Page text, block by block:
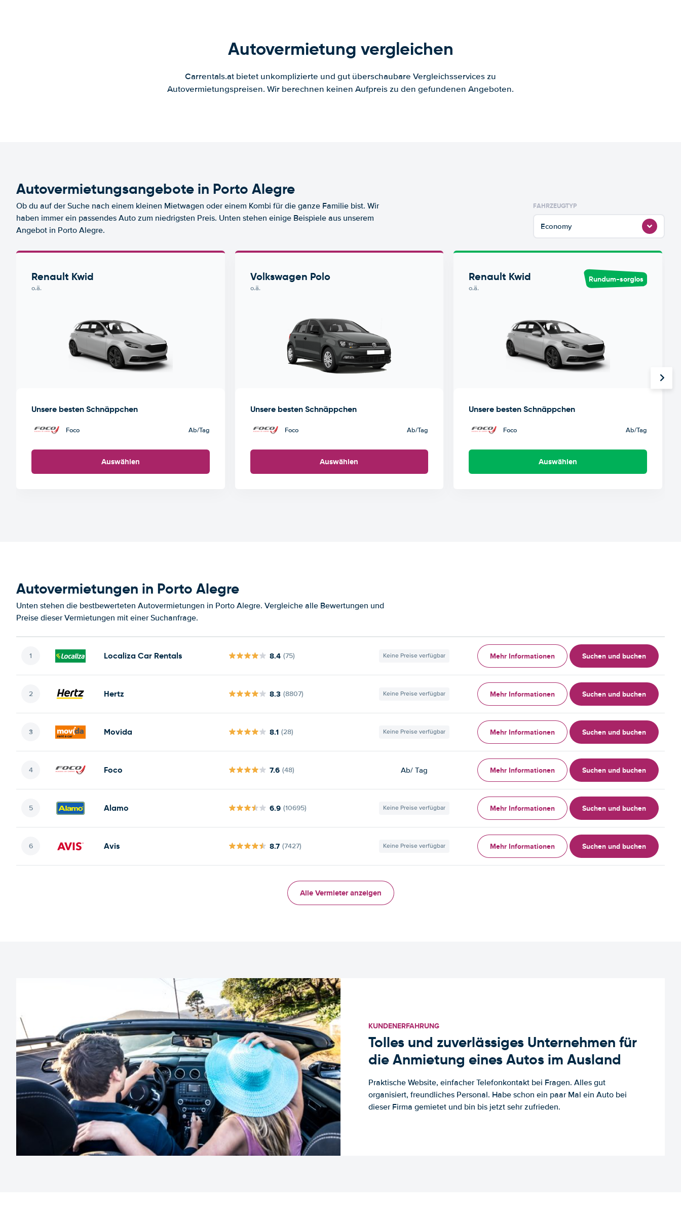
Autovermietung vergleichen
Carrentals.at bietet unkomplizierte und gut überschaubare Vergleichsservices zu
Autovermietungspreisen. Wir berechnen keinen Aufpreis zu den gefundenen Angeboten.
Autovermietungsangebote in Porto Alegre
Ob du auf der Suche nach einem kleinen Mietwagen oder einem Kombi für die ganze Familie bist. Wir
haben immer ein passendes Auto zum niedrigsten Preis. Unten stehen einige Beispiele aus unserem
Angebot in Porto Alegre.
FAHRZEUGTYP
Economy
Renault Kwid
o.ä.
Unsere besten Schnäppchen
Foco Ab/Tag
Auswählen
Volkswagen Polo
o.ä.
Unsere besten Schnäppchen
Foco Ab/Tag
Auswählen
Renault Kwid
o.ä.
Rundum-sorglos
Unsere besten Schnäppchen
Foco Ab/Tag
Auswählen
Autovermietungen in Porto Alegre
Unten stehen die bestbewerteten Autovermietungen in Porto Alegre. Vergleiche alle Bewertungen und
Preise dieser Vermietungen mit einer Suchanfrage.
Localiza Car Rentals 8.4 (75) Keine Preise verfügbar Mehr Informationen Suchen und buchen
Hertz 8.3 (8807) Keine Preise verfügbar Mehr Informationen Suchen und buchen
Movida 8.1 (28) Keine Preise verfügbar Mehr Informationen Suchen und buchen
Foco 7.6 (48) Ab/ Tag Mehr Informationen Suchen und buchen
Alamo 6.9 (10695) Keine Preise verfügbar Mehr Informationen Suchen und buchen
Avis 8.7 (7427) Keine Preise verfügbar Mehr Informationen Suchen und buchen
Alle Vermieter anzeigen
KUNDENERFAHRUNG
Tolles und zuverlässiges Unternehmen für
die Anmietung eines Autos im Ausland
Praktische Website, einfacher Telefonkontakt bei Fragen. Alles gut
organisiert, freundliches Personal. Habe schon ein paar Mal ein Auto bei
dieser Firma gemietet und bin bis jetzt sehr zufrieden.